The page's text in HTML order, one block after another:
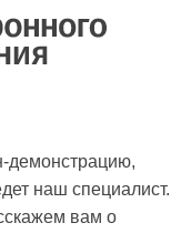
демонстрацию,
наш специалист.
вам о